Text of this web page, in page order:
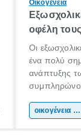
Οικογένεια
οφέλη
Οι
ένα πολύ
ανάπτυξης
της
οικογένεια & παιδί